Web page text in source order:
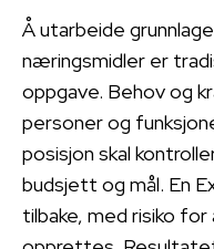
Å utarbeide
næringsmidler er
oppgave. Behov og
personer og
posisjon skal
budsjett og mål. En
tilbake, med risiko